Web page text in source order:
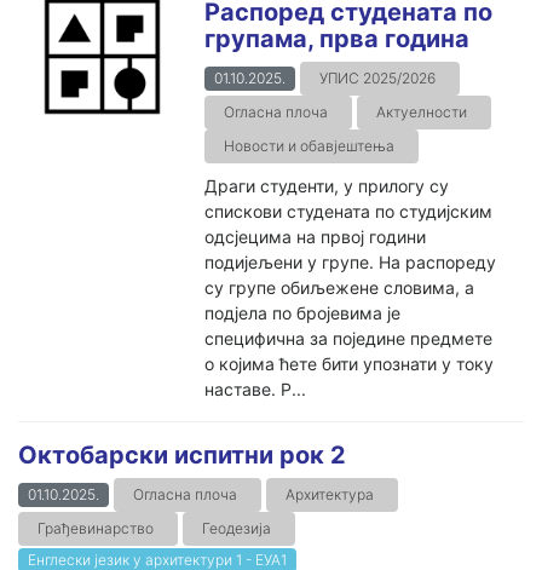
Распоред студената по
групама, прва година
01.10.2025.
УПИС 2025/2026
Огласна плоча
Актуелности
Новости и обавјештења
Драги студенти, у прилогу су
спискови студената по студијским
одсјецима на првој години
подијељени у групе. На распореду
су групе обиљежене словима, а
подјела по бројевима је
специфична за поједине предмете
о којима ћете бити упознати у току
наставе. Р...
Октобарски испитни рок 2
01.10.2025. Огласна плоча
Архитектура
Грађевинарство
Геодезија
Енглески језик у архитектури 1 - ЕУА1